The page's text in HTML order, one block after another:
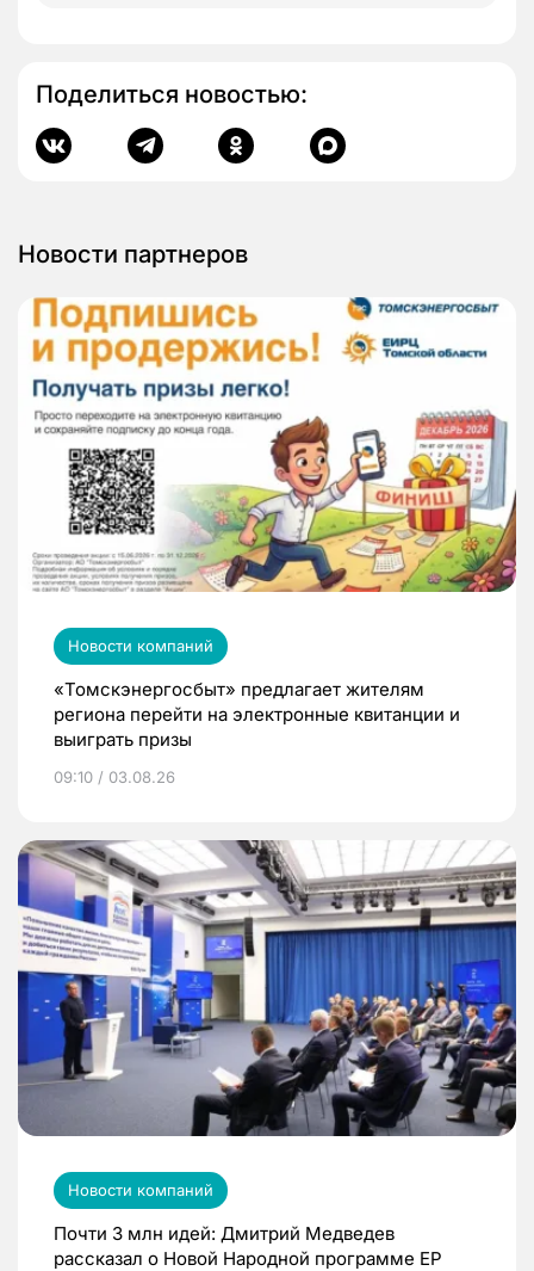
Поделиться новостью:
Новости партнеров
Новости компаний
«Томскэнергосбыт» предлагает жителям
региона перейти на электронные квитанции и
выиграть призы
09:10 / 03.08.26
Новости компаний
Почти 3 млн идей: Дмитрий Медведев
рассказал о Новой Народной программе ЕР